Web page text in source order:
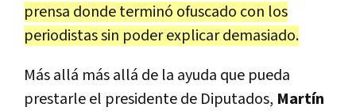
prensa donde terminó ofuscado con los
periodistas sin poder explicar demasiado.
Más allá más allá de la ayuda que pueda
prestarle el presidente de Diputados, Martín